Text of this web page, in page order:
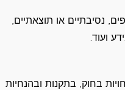
נסיבתיים או תוצאתיים,
ועוד.
בחוק, בתקנות ובהנחיות